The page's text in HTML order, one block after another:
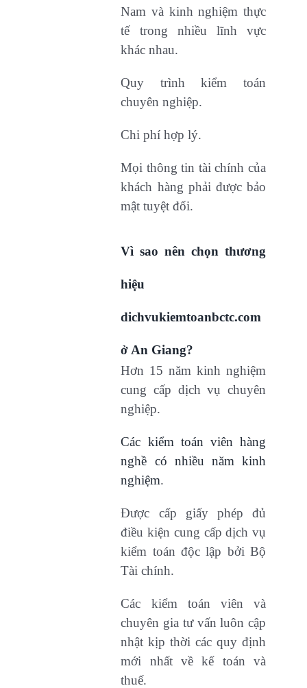
Nam và kinh nghiệm thực
tế trong nhiều lĩnh vực
khác nhau.
Quy trình kiểm toán
chuyên nghiệp.
Chi phí hợp lý.
Mọi thông tin tài chính của
khách hàng phải được bảo
mật tuyệt đối.
Vì sao nên chọn thương
hiệu
dichvukiemtoanbctc.com
ở An Giang?
Hơn 15 năm kinh nghiệm
cung cấp dịch vụ chuyên
nghiệp.
Các kiểm toán viên hàng
nghề có nhiều năm kinh
nghiệm.
Được cấp giấy phép đủ
điều kiện cung cấp dịch vụ
kiểm toán độc lập bởi Bộ
Tài chính.
Các kiểm toán viên và
chuyên gia tư vấn luôn cập
nhật kịp thời các quy định
mới nhất về kế toán và
thuế.